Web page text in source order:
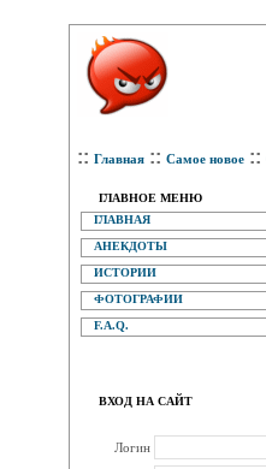
:: Главная :: Самое новое ::
ГЛАВНОЕ МЕНЮ
ГЛАВНАЯ
АНЕКДОТЫ
ИСТОРИИ
ФОТОГРАФИИ
F.A.Q.
ВХОД НА САЙТ
Логин